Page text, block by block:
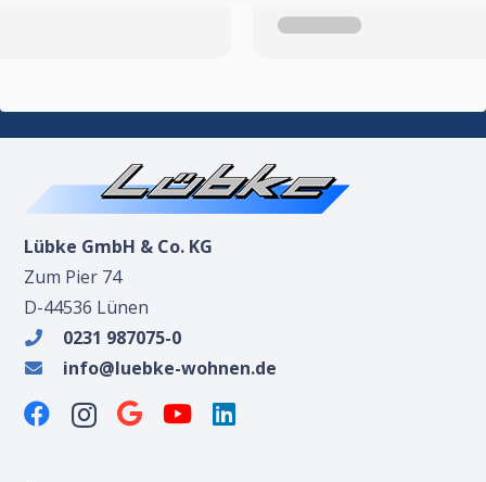
Lübke GmbH & Co. KG
Zum Pier 74
D-44536 Lünen
0231 987075-0
info@luebke-wohnen.de